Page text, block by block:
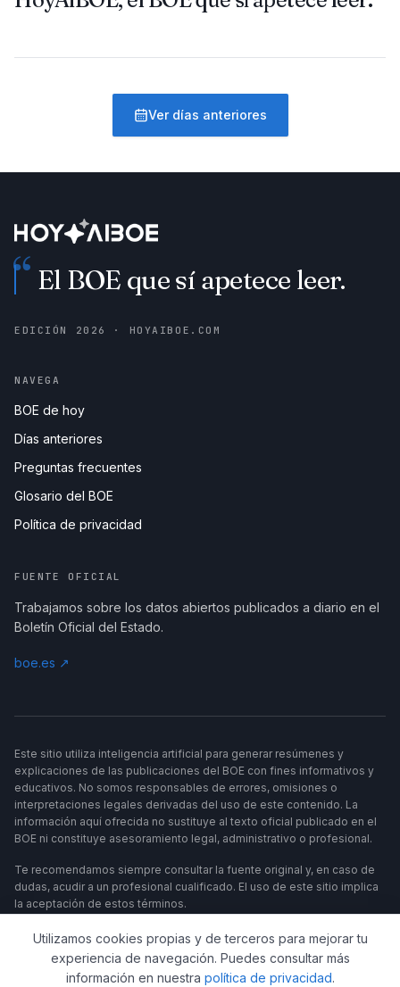
Ver días anteriores
“ El BOE que sí apetece leer.
EDICIÓN 2026 · HOYAIBOE.COM
NAVEGA
BOE de hoy
Días anteriores
Preguntas frecuentes
Glosario del BOE
Política de privacidad
FUENTE OFICIAL
Trabajamos sobre los datos abiertos publicados a diario en el
Boletín Oficial del Estado.
boe.es ↗
Este sitio utiliza inteligencia artificial para generar resúmenes y
explicaciones de las publicaciones del BOE con fines informativos y
educativos. No somos responsables de errores, omisiones o
interpretaciones legales derivadas del uso de este contenido. La
información aquí ofrecida no sustituye al texto oficial publicado en el
BOE ni constituye asesoramiento legal, administrativo o profesional.
Te recomendamos siempre consultar la fuente original y, en caso de
dudas, acudir a un profesional cualificado. El uso de este sitio implica
la aceptación de estos términos.
UN PROYECTO DE
Utilizamos cookies propias y de terceros para mejorar tu
experiencia de navegación. Puedes consultar más
información en nuestra política de privacidad.